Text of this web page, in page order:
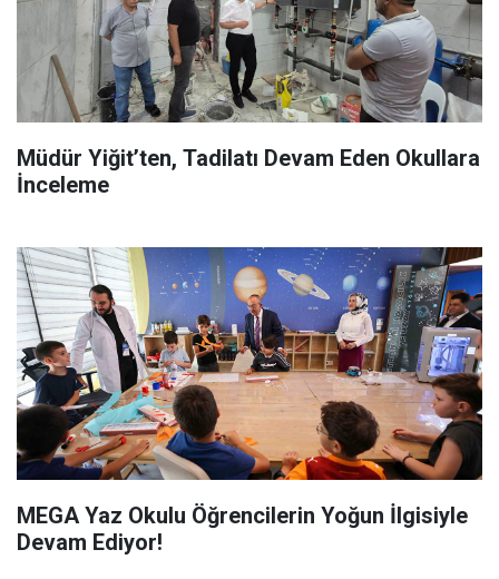
Müdür Yiğit’ten, Tadilatı Devam Eden Okullara
İnceleme
MEGA Yaz Okulu Öğrencilerin Yoğun İlgisiyle
Devam Ediyor!